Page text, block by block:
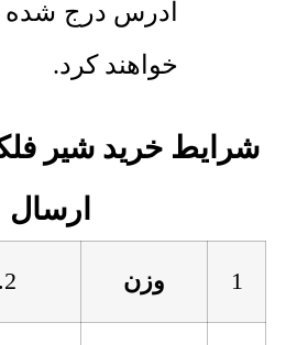
آدرس درج شده
خواهند کرد.
شرایط خرید شیر
ارسال
1 وزن 0.2